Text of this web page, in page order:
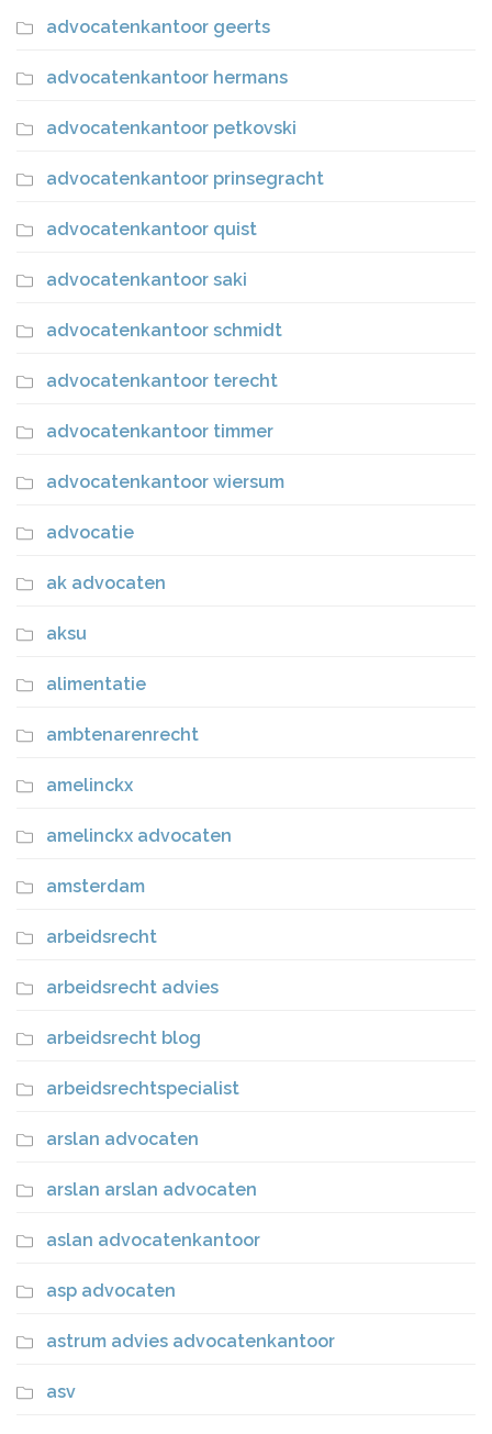
advocatenkantoor geerts
advocatenkantoor hermans
advocatenkantoor petkovski
advocatenkantoor prinsegracht
advocatenkantoor quist
advocatenkantoor saki
advocatenkantoor schmidt
advocatenkantoor terecht
advocatenkantoor timmer
advocatenkantoor wiersum
advocatie
ak advocaten
aksu
alimentatie
ambtenarenrecht
amelinckx
amelinckx advocaten
amsterdam
arbeidsrecht
arbeidsrecht advies
arbeidsrecht blog
arbeidsrechtspecialist
arslan advocaten
arslan arslan advocaten
aslan advocatenkantoor
asp advocaten
astrum advies advocatenkantoor
asv